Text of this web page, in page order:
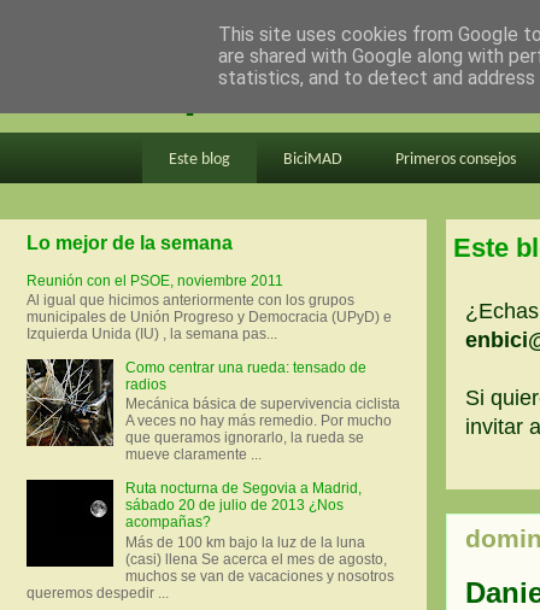
en bici por madrid
Este blog BiciMAD Primeros consejos
Este
Si
invitar
Lo mejor de la semana
Reunión con el PSOE, noviembre 2011
Al igual que hicimos anteriormente con los grupos
municipales de Unión Progreso y Democracia (UPyD) e
Izquierda Unida (IU) , la semana pas...
Como centrar una rueda: tensado de
radios
Mecánica básica de supervivencia ciclista
A veces no hay más remedio. Por mucho
que queramos ignorarlo, la rueda se
mueve claramente ...
Ruta nocturna de Segovia a Madrid,
sábado 20 de julio de 2013 ¿Nos
acompañas?
Más de 100 km bajo la luz de la luna
(casi) llena Se acerca el mes de agosto,
muchos se van de vacaciones y nosotros
queremos despedir ...
This site uses cookies from Google
are shared with Google along with
statistics, and to detect and address